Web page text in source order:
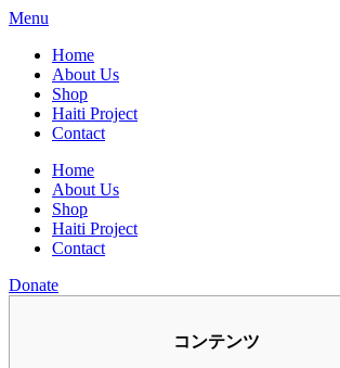
Menu
Home
About Us
Shop
Haiti Project
Contact
Home
About Us
Shop
Haiti Project
Contact
Donate
コンテンツ